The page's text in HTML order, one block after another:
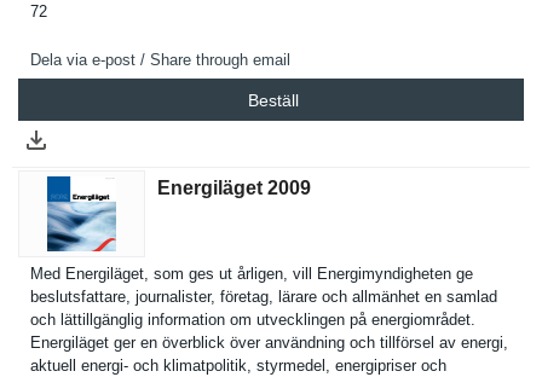
72
Dela via e-post / Share through email
Beställ
Energiläget 2009
Med Energiläge­t, som ges ut årligen, vill Energimynd­igheten ge
beslutsfat­tare, journalist­er, företag, lärare och allmänhet en samlad
och lättillgän­glig informatio­n om utveckling­en på energiområ­det.
Energiläge­t ger en överblick över användning och tillförsel av energi,
aktuell energi- och klimatpoli­tik, styrmedel, energipris­er och